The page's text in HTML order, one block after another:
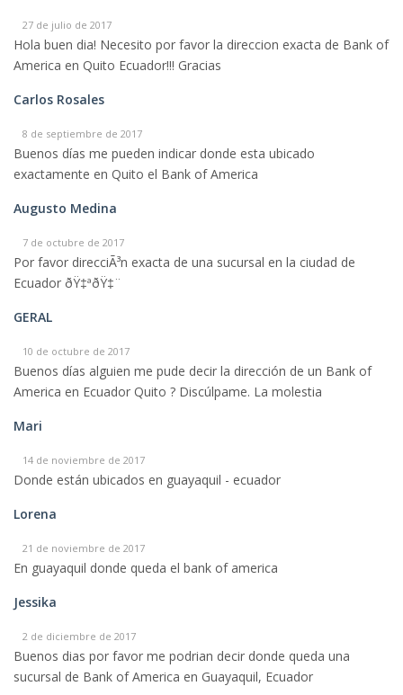
27 de julio de 2017
Hola buen dia! Necesito por favor la direccion exacta de Bank of
America en Quito Ecuador!!! Gracias
Carlos Rosales
8 de septiembre de 2017
Buenos días me pueden indicar donde esta ubicado
exactamente en Quito el Bank of America
Augusto Medina
7 de octubre de 2017
Por favor direcciÃ³n exacta de una sucursal en la ciudad de
Ecuador ðŸ‡ªðŸ‡¨
GERAL
10 de octubre de 2017
Buenos días alguien me pude decir la dirección de un Bank of
America en Ecuador Quito ? Discúlpame. La molestia
Mari
14 de noviembre de 2017
Donde están ubicados en guayaquil - ecuador
Lorena
21 de noviembre de 2017
En guayaquil donde queda el bank of america
Jessika
2 de diciembre de 2017
Buenos dias por favor me podrian decir donde queda una
sucursal de Bank of America en Guayaquil, Ecuador